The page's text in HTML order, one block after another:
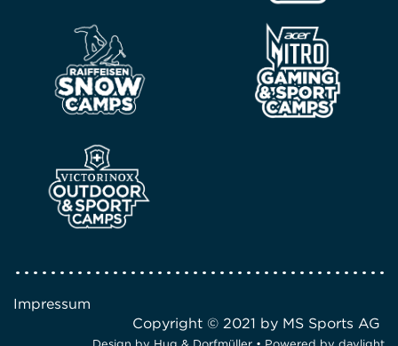
Impressum
Copyright © 2021 by MS Sports AG